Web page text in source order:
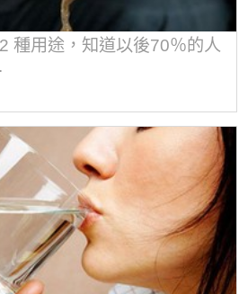
種用途，知道以後70％的人